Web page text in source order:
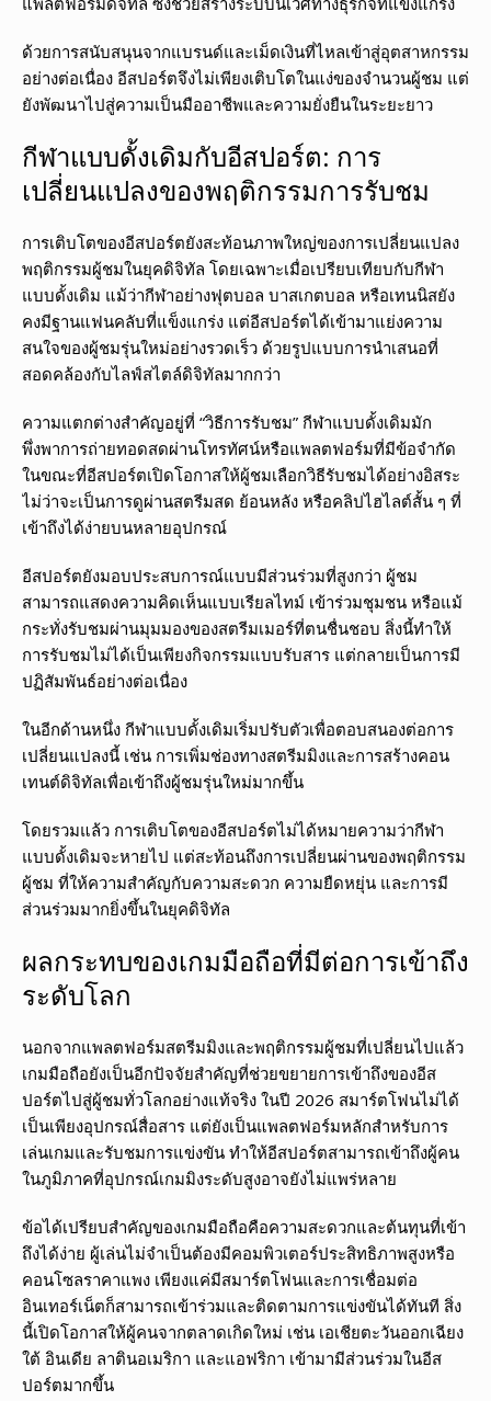
ด้วยการสนับสนุนจากแบรนด์และเม็ดเงินที่ไหลเข้าสู่อุตสาหกรรม
อย่างต่อเนื่อง อีสปอร์ตจึงไม่เพียงเติบโตในแง่ของจำนวนผู้ชม แต่
ยังพัฒนาไปสู่ความเป็นมืออาชีพและความยั่งยืนในระยะยาว
กีฬาแบบดั้งเดิมกับอีสปอร์ต: การ
เปลี่ยนแปลงของพฤติกรรมการรับชม
การเติบโตของอีสปอร์ตยังสะท้อนภาพใหญ่ของการเปลี่ยนแปลง
พฤติกรรมผู้ชมในยุคดิจิทัล โดยเฉพาะเมื่อเปรียบเทียบกับกีฬา
แบบดั้งเดิม แม้ว่ากีฬาอย่างฟุตบอล บาสเกตบอล หรือเทนนิสยัง
คงมีฐานแฟนคลับที่แข็งแกร่ง แต่อีสปอร์ตได้เข้ามาแย่งความ
สนใจของผู้ชมรุ่นใหม่อย่างรวดเร็ว ด้วยรูปแบบการนำเสนอที่
สอดคล้องกับไลฟ์สไตล์ดิจิทัลมากกว่า
ความแตกต่างสำคัญอยู่ที่ “วิธีการรับชม” กีฬาแบบดั้งเดิมมัก
พึ่งพาการถ่ายทอดสดผ่านโทรทัศน์หรือแพลตฟอร์มที่มีข้อจำกัด
ในขณะที่อีสปอร์ตเปิดโอกาสให้ผู้ชมเลือกวิธีรับชมได้อย่างอิสระ
ไม่ว่าจะเป็นการดูผ่านสตรีมสด ย้อนหลัง หรือคลิปไฮไลต์สั้น ๆ ที่
เข้าถึงได้ง่ายบนหลายอุปกรณ์
อีสปอร์ตยังมอบประสบการณ์แบบมีส่วนร่วมที่สูงกว่า ผู้ชม
สามารถแสดงความคิดเห็นแบบเรียลไทม์ เข้าร่วมชุมชน หรือแม้
กระทั่งรับชมผ่านมุมมองของสตรีมเมอร์ที่ตนชื่นชอบ สิ่งนี้ทำให้
การรับชมไม่ได้เป็นเพียงกิจกรรมแบบรับสาร แต่กลายเป็นการมี
ปฏิสัมพันธ์อย่างต่อเนื่อง
ในอีกด้านหนึ่ง กีฬาแบบดั้งเดิมเริ่มปรับตัวเพื่อตอบสนองต่อการ
เปลี่ยนแปลงนี้ เช่น การเพิ่มช่องทางสตรีมมิงและการสร้างคอน
เทนต์ดิจิทัลเพื่อเข้าถึงผู้ชมรุ่นใหม่มากขึ้น
โดยรวมแล้ว การเติบโตของอีสปอร์ตไม่ได้หมายความว่ากีฬา
แบบดั้งเดิมจะหายไป แต่สะท้อนถึงการเปลี่ยนผ่านของพฤติกรรม
ผู้ชม ที่ให้ความสำคัญกับความสะดวก ความยืดหยุ่น และการมี
ส่วนร่วมมากยิ่งขึ้นในยุคดิจิทัล
ผลกระทบของเกมมือถือที่มีต่อการเข้าถึง
ระดับโลก
นอกจากแพลตฟอร์มสตรีมมิงและพฤติกรรมผู้ชมที่เปลี่ยนไปแล้ว
เกมมือถือยังเป็นอีกปัจจัยสำคัญที่ช่วยขยายการเข้าถึงของอีส
ปอร์ตไปสู่ผู้ชมทั่วโลกอย่างแท้จริง ในปี 2026 สมาร์ตโฟนไม่ได้
เป็นเพียงอุปกรณ์สื่อสาร แต่ยังเป็นแพลตฟอร์มหลักสำหรับการ
เล่นเกมและรับชมการแข่งขัน ทำให้อีสปอร์ตสามารถเข้าถึงผู้คน
ในภูมิภาคที่อุปกรณ์เกมมิงระดับสูงอาจยังไม่แพร่หลาย
ข้อได้เปรียบสำคัญของเกมมือถือคือความสะดวกและต้นทุนที่เข้า
ถึงได้ง่าย ผู้เล่นไม่จำเป็นต้องมีคอมพิวเตอร์ประสิทธิภาพสูงหรือ
คอนโซลราคาแพง เพียงแค่มีสมาร์ตโฟนและการเชื่อมต่อ
อินเทอร์เน็ตก็สามารถเข้าร่วมและติดตามการแข่งขันได้ทันที สิ่ง
นี้เปิดโอกาสให้ผู้คนจากตลาดเกิดใหม่ เช่น เอเชียตะวันออกเฉียง
ใต้ อินเดีย ลาตินอเมริกา และแอฟริกา เข้ามามีส่วนร่วมในอีส
ปอร์ตมากขึ้น